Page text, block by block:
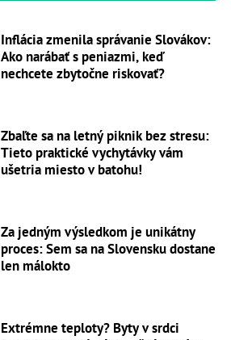
Inflácia zmenila správanie Slovákov:
Ako narábať s peniazmi, keď
nechcete zbytočne riskovať?
Zbaľte sa na letný piknik bez stresu:
Tieto praktické vychytávky vám
ušetria miesto v batohu!
Za jedným výsledkom je unikátny
proces: Sem sa na Slovensku dostane
len málokto
Extrémne teploty? Byty v srdci